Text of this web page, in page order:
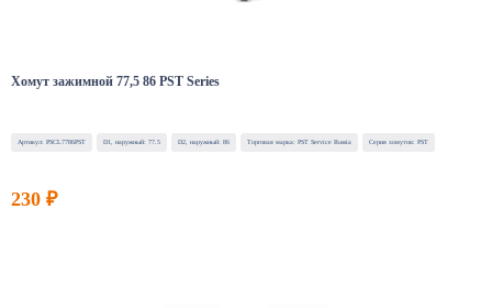
Хомут зажимной 77,5 86 PST Series
Артикул: PSCL7786PST D1, наружный: 77.5 D2, наружный: 86 Торговая марка: PST Service Russia Серия хомутов: PST
230 ₽